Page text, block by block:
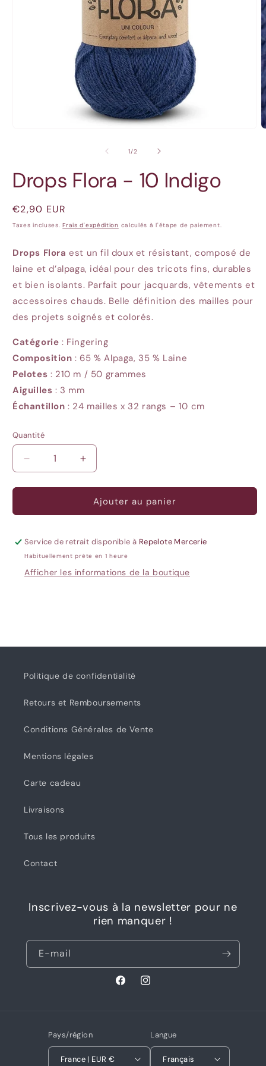
une
fenêtre
1/de
2
Drops Flora - 10 Indigo
Prix
habituel
€2,90 EUR
Taxes incluses.Frais d'expédition calculés à l'étape de paiement.
Drops Flora est un fil doux et résistant, composé de
laine et d’alpaga, idéal pour des tricots fins, durables
et bien isolants. Parfait pour jacquards, vêtements et
accessoires chauds. Belle définition des mailles pour
des projets soignés et colorés.
Catégorie : Fingering
Composition : 65 % Alpaga, 35 % Laine
Pelotes : 210 m / 50 grammes
Aiguilles : 3 mm
Échantillon : 24 mailles x 32 rangs – 10 cm
Quantité
Quantité
Réduire
la
quantité
Drops
-
10
Augmenter
la
quantité
de
Drops
-
10
Ajouter au panier
Service de retrait disponible à Repelote Mercerie
Habituellement prête en 1 heure
Afficher les informations de la boutique
Politique de confidentialité
Retours et Remboursements
Conditions Générales de Vente
Mentions légales
Carte cadeau
Livraisons
Tous les produits
Contact
Inscrivez-vous à la newsletter pour ne
rien manquer !
E-mail
FacebookInstagram
Pays/région
France | EUR €
Langue
Français